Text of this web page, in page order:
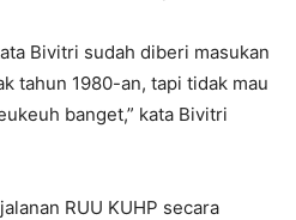
Bivitri sudah diberi masukan
tahun 1980-an, tapi tidak mau
banget,” kata Bivitri
RUU KUHP secara